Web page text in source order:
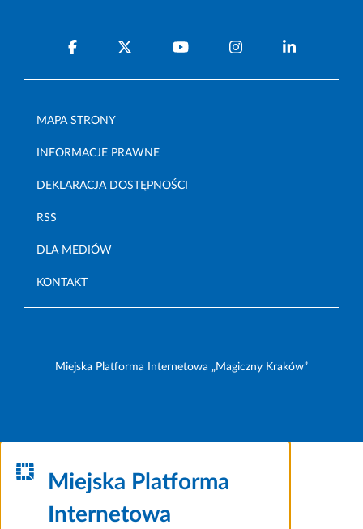
MAPA STRONY
INFORMACJE PRAWNE
DEKLARACJA DOSTĘPNOŚCI
RSS
DLA MEDIÓW
KONTAKT
Miejska Platforma Internetowa „Magiczny Kraków”
Miejska Platforma
Internetowa